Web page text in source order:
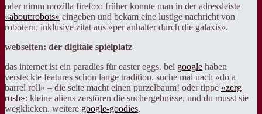
oder nimm mozilla firefox: früher konnte man in der adressleiste
«about:robots» eingeben und bekam eine lustige nachricht von
robotern, inklusive zitat aus «per anhalter durch die galaxis».
webseiten: der digitale spielplatz
das internet ist ein paradies für easter eggs. bei google haben
versteckte features schon lange tradition. suche mal nach «do a
barrel roll» – die seite macht einen purzelbaum! oder tippe «zerg
rush»: kleine aliens zerstören die suchergebnisse, und du musst sie
wegklicken. weitere google-goodies.